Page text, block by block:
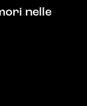
ori nelle